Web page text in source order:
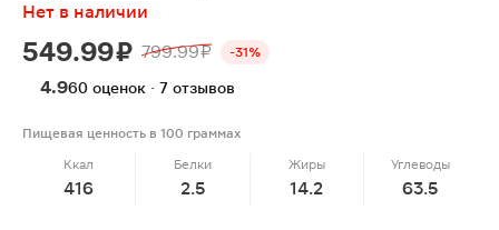
Нет в наличии
549.99 ₽ 799.99 ₽ -31%
4.960 оценок · 7 отзывов
Пищевая ценность в 100 граммах
Ккал
416
Белки
2.5
Жиры
14.2
Углеводы
63.5